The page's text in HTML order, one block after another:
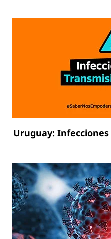
Uruguay: